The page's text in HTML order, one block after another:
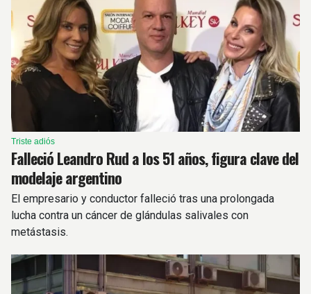
Triste adiós
Falleció Leandro Rud a los 51 años, figura clave del
modelaje argentino
El empresario y conductor falleció tras una prolongada
lucha contra un cáncer de glándulas salivales con
metástasis.